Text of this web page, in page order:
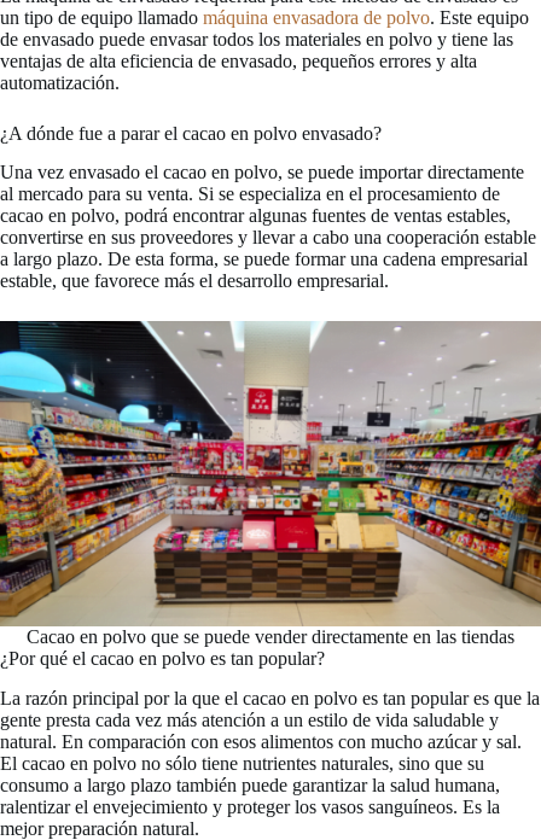
un tipo de equipo llamado máquina envasadora de polvo. Este equipo
de envasado puede envasar todos los materiales en polvo y tiene las
ventajas de alta eficiencia de envasado, pequeños errores y alta
automatización.
¿A dónde fue a parar el cacao en polvo envasado?
Una vez envasado el cacao en polvo, se puede importar directamente
al mercado para su venta. Si se especializa en el procesamiento de
cacao en polvo, podrá encontrar algunas fuentes de ventas estables,
convertirse en sus proveedores y llevar a cabo una cooperación estable
a largo plazo. De esta forma, se puede formar una cadena empresarial
estable, que favorece más el desarrollo empresarial.
Cacao en polvo que se puede vender directamente en las tiendas
¿Por qué el cacao en polvo es tan popular?
La razón principal por la que el cacao en polvo es tan popular es que la
gente presta cada vez más atención a un estilo de vida saludable y
natural. En comparación con esos alimentos con mucho azúcar y sal.
El cacao en polvo no sólo tiene nutrientes naturales, sino que su
consumo a largo plazo también puede garantizar la salud humana,
ralentizar el envejecimiento y proteger los vasos sanguíneos. Es la
mejor preparación natural.